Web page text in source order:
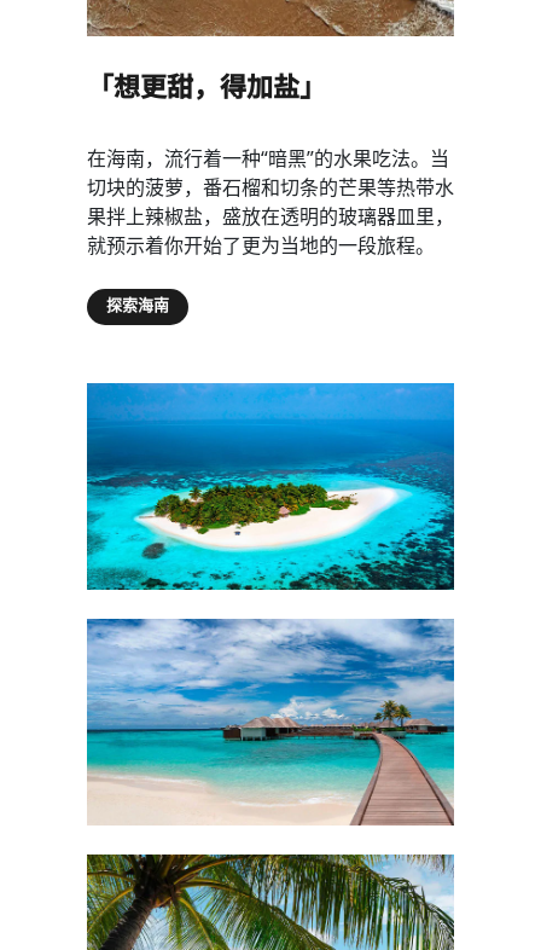
「想更甜，得加盐」
在海南，流行着一种“暗黑”的水果吃法。当
切块的菠萝，番石榴和切条的芒果等热带水
果拌上辣椒盐，盛放在透明的玻璃器皿里，
就预示着你开始了更为当地的一段旅程。
探索海南